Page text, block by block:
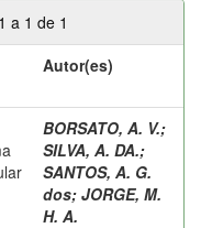
a 1 de 1
Autor(es)
BORSATO, A. V.;
SILVA, A. DA.;
SANTOS, A. G.
dos; JORGE, M.
H. A.